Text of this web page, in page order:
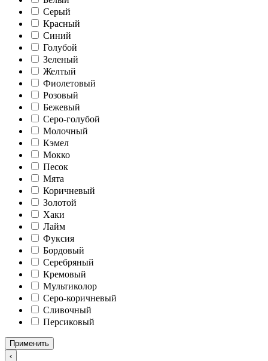
Серый
Красный
Синий
Голубой
Зеленый
Желтый
Фиолетовый
Розовый
Бежевый
Серо-голубой
Молочный
Кэмел
Мокко
Песок
Мята
Коричневый
Золотой
Хаки
Лайм
Фуксия
Бордовый
Серебряный
Кремовый
Мультиколор
Серо-коричневый
Сливочный
Персиковый
Применить
‹